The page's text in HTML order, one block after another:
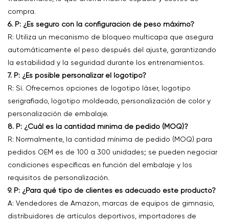
compra.
6. P: ¿Es seguro con la configuración de peso máximo?
R: Utiliza un mecanismo de bloqueo multicapa que asegura
automáticamente el peso después del ajuste, garantizando
la estabilidad y la seguridad durante los entrenamientos.
7. P: ¿Es posible personalizar el logotipo?
R: Sí. Ofrecemos opciones de logotipo láser, logotipo
serigrafiado, logotipo moldeado, personalización de color y
personalización de embalaje.
8. P: ¿Cuál es la cantidad mínima de pedido (MOQ)?
R: Normalmente, la cantidad mínima de pedido (MOQ) para
pedidos OEM es de 100 a 300 unidades; se pueden negociar
condiciones específicas en función del embalaje y los
requisitos de personalización.
9. P: ¿Para qué tipo de clientes es adecuado este producto?
A: Vendedores de Amazon, marcas de equipos de gimnasio,
distribuidores de artículos deportivos, importadores de